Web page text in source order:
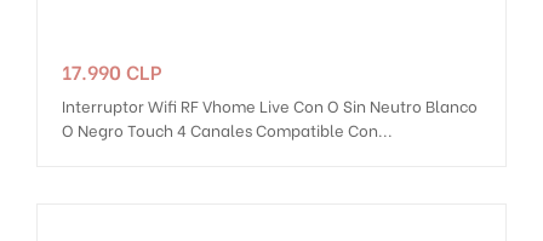
Precio
17.990 CLP
Interruptor Wifi RF Vhome Live Con O Sin Neutro Blanco
O Negro Touch 4 Canales Compatible Con...